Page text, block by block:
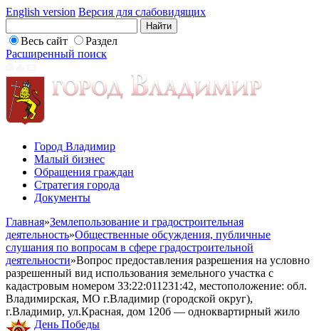
English version Версия для слабовидящих
Весь сайт
Раздел
Расширенный поиск
Город Владимир
Малый бизнес
Обращения граждан
Стратегия города
Документы
Главная»Землепользование и градостроительная
деятельность»Общественные обсуждения, публичные
слушания по вопросам в сфере градостроительной
деятельности»Вопрос предоставления разрешения на условно
разрешенный вид использования земельного участка с
кадастровым номером 33:22:011231:42, местоположение: обл.
Владимирская, МО г.Владимир (городской округ),
г.Владимир, ул.Красная, дом 120б — одноквартирный жило
День Победы